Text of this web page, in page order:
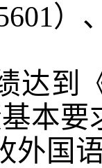
）
达到
本
外国